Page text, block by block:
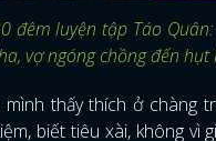
đêm luyện tập Táo
vợ ngóng chồng đến hụt
thấy thích ở chàng
biết tiêu xài, không vì